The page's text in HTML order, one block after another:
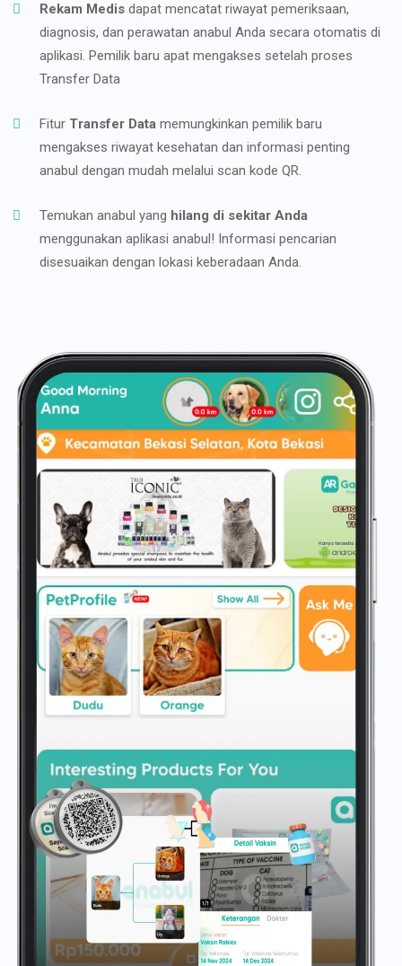
Rekam Medis dapat mencatat riwayat pemeriksaan,
diagnosis, dan perawatan anabul Anda secara otomatis di
aplikasi. Pemilik baru apat mengakses setelah proses
Transfer Data
Fitur Transfer Data memungkinkan pemilik baru
mengakses riwayat kesehatan dan informasi penting
anabul dengan mudah melalui scan kode QR.
Temukan anabul yang hilang di sekitar Anda
menggunakan aplikasi anabul! Informasi pencarian
disesuaikan dengan lokasi keberadaan Anda.